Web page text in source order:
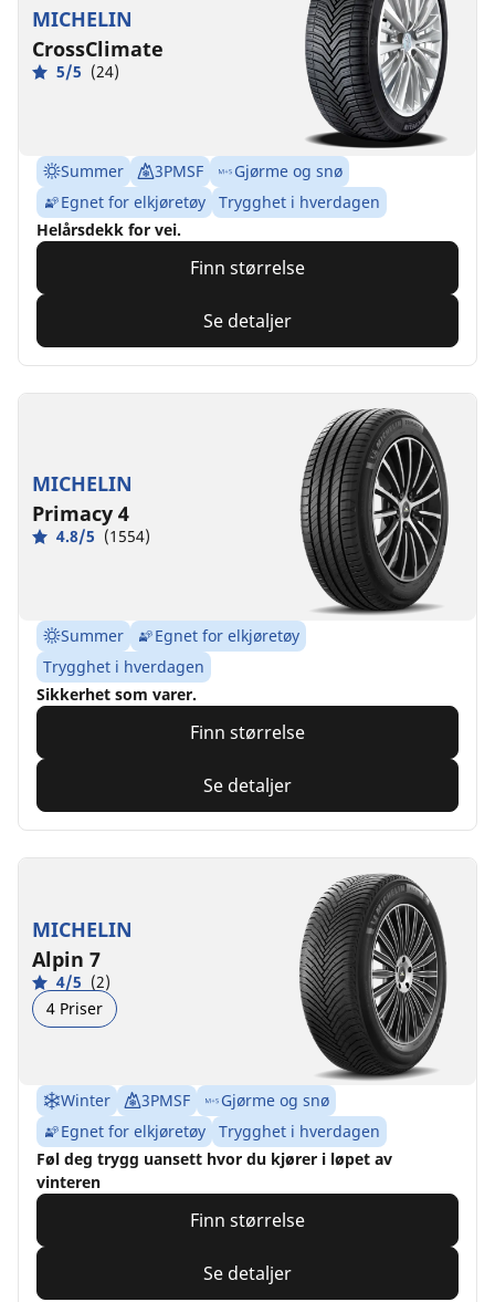
MICHELIN
CrossClimate
5/5 (24)
Summer 3PMSF
Gjørme og snø
Egnet for elkjøretøy
Trygghet i hverdagen
Helårsdekk for vei.
Finn størrelse
Se detaljer
MICHELIN
Primacy 4
4.8/5 (1554)
Summer
Egnet for elkjøretøy
Trygghet i hverdagen
Sikkerhet som varer.
Finn størrelse
Se detaljer
MICHELIN
Alpin 7
4/5 (2)
4 Priser
Winter 3PMSF
Gjørme og snø
Egnet for elkjøretøy
Trygghet i hverdagen
Føl deg trygg uansett hvor du kjører i løpet av
vinteren
Finn størrelse
Se detaljer